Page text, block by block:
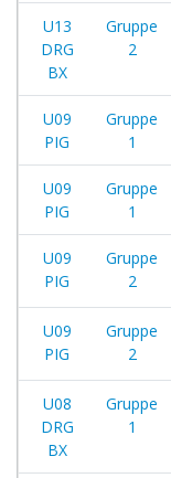
U13
DRG
BX
Gruppe
2
U09
PIG
Gruppe
1
U09
PIG
Gruppe
1
U09
PIG
Gruppe
2
U09
PIG
Gruppe
2
U08
DRG
BX
Gruppe
1